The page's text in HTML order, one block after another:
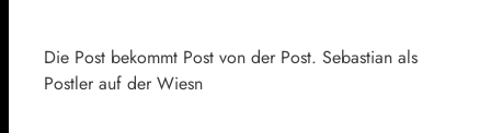
Die Post bekommt Post von der Post. Sebastian als
Postler auf der Wiesn